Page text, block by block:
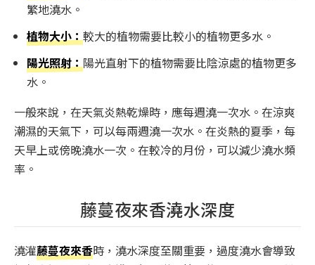
繁地澆水。
植物大小：較大的植物需要比較小的植物更多水。
陽光照射：陽光直射下的植物需要比陰涼處的植物更多
水。
一般來說，在天氣炎熱乾燥時，應每週澆一次水。在涼爽
潮濕的天氣下，可以每兩週澆一次水。在炎熱的夏季，每
天早上或傍晚澆水一次。在較冷的月份，可以減少澆水頻
率。
藤蔓夜來香澆水深度
澆灌藤蔓夜來香時，澆水深度至關重要，過度澆水會導致